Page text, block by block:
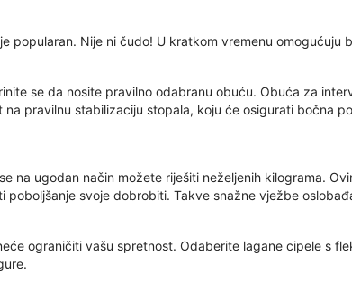
popularan. Nije ni čudo! U kratkom vremenu
se da nosite pravilno odabranu obuću. Obuća za
pravilnu stabilizaciju stopala, koju će osigurati bočna
na ugodan način možete riješiti neželjenih kilograma.
svoje dobrobiti. Takve snažne vježbe
ograničiti vašu spretnost. Odaberite lagane cipele s